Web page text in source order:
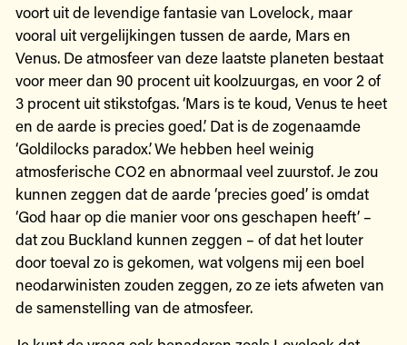
voort uit de levendige fantasie van Lovelock, maar
vooral uit vergelijkingen tussen de aarde, Mars en
Venus. De atmosfeer van deze laatste planeten bestaat
voor meer dan 90 procent uit koolzuurgas, en voor 2 of
3 procent uit stikstofgas. ‘Mars is te koud, Venus te heet
en de aarde is precies goed.’ Dat is de zogenaamde
‘Goldilocks paradox’. We hebben heel weinig
atmosferische CO2 en abnormaal veel zuurstof. Je zou
kunnen zeggen dat de aarde ‘precies goed’ is omdat
‘God haar op die manier voor ons geschapen heeft’ –
dat zou Buckland kunnen zeggen – of dat het louter
door toeval zo is gekomen, wat volgens mij een boel
neodarwinisten zouden zeggen, zo ze iets afweten van
de samenstelling van de atmosfeer.